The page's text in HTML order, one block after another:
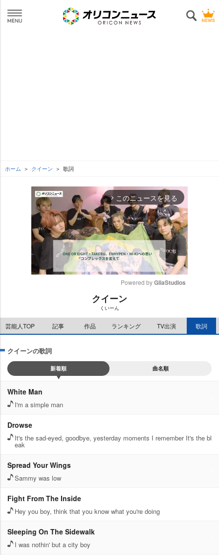
ホーム クイーン 歌詞
arrow_forward_ios このニュースを見る
Powered by GliaStudios
クイーン
くいーん
芸能人TOP 記事 作品 ランキング TV出演 歌詞
クイーンの歌詞
新着順 曲名順
White Man
I'm a simple man
Drowse
It's the sad-eyed, goodbye, yesterday moments I remember It's the bl
eak
Spread Your Wings
Sammy was low
Fight From The Inside
Hey you boy, think that you know what you're doing
Sleeping On The Sidewalk
I was nothin' but a city boy